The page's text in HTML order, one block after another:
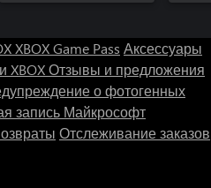
XBOX Game Pass Аксессуары
XBOXОтзывы и предложения
о фотогенных
запись Майкрософт
Отслеживание заказов